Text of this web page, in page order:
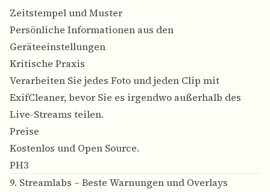
Zeitstempel und Muster
Persönliche Informationen aus den
Geräteeinstellungen
Kritische Praxis
Verarbeiten Sie jedes Foto und jeden Clip mit
ExifCleaner, bevor Sie es irgendwo außerhalb des
Live-Streams teilen.
Preise
Kostenlos und Open Source.
PH3
9. Streamlabs – Beste Warnungen und Overlays